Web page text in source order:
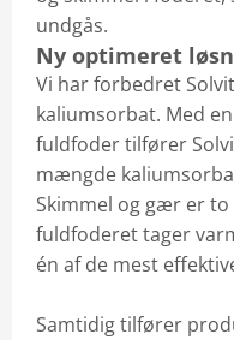
undgås.
Ny optimeret
Vi har forbedret
kaliumsorbat. Med
fuldfoder tilfører
mængde
Skimmel og gær er
fuldfoderet tager
én af de mest
Samtidig tilfører